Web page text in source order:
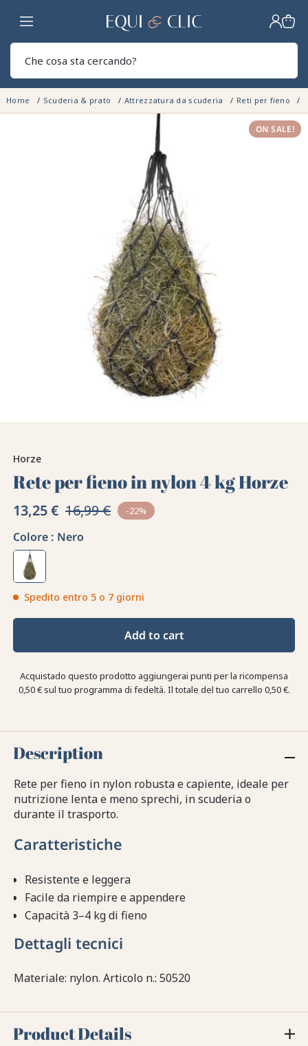
Casa
Home Scuderia & prato Attrezzatura da scuderia Reti per fieno
ON SALE!
Horze
Rete per fieno in nylon 4 kg Horze
13,25 € 16,99 € -22%
Colore : Nero
Spedito entro 5 o 7 giorni
Add to cart
Acquistado questo prodotto aggiungerai punti per la ricompensa
0,50 €sul tuo programma di fedeltà. Il totale del tuo carrello 0,50 €.
Description
Rete per fieno in nylon robusta e capiente, ideale per
nutrizione lenta e meno sprechi, in scuderia o
durante il trasporto.
Caratteristiche
Resistente e leggera
Facile da riempire e appendere
Capacità 3–4 kg di fieno
Dettagli tecnici
Materiale: nylon. Articolo n.: 50520
Product Details